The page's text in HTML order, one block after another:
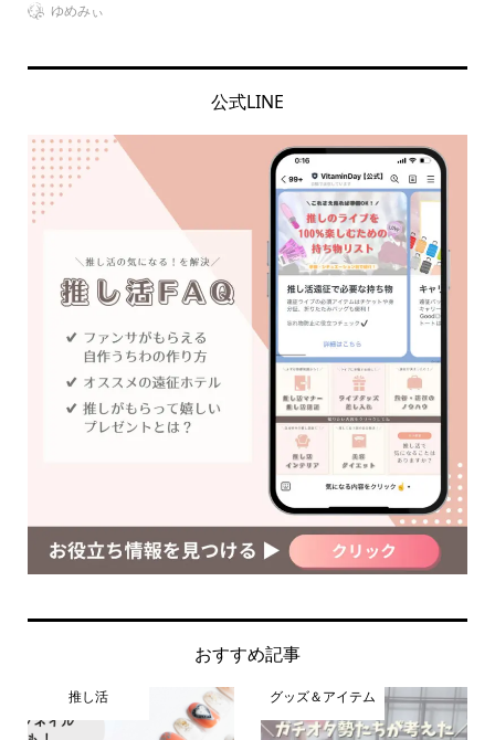
公式LINE
おすすめ記事
推し活 グッズ＆アイテム